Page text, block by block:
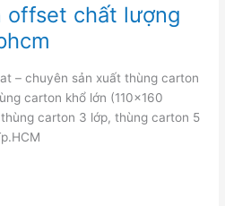
offset chất lượng
– chuyên sản xuất thùng carton
carton khổ lớn (110×160
carton 3 lớp, thùng carton 5